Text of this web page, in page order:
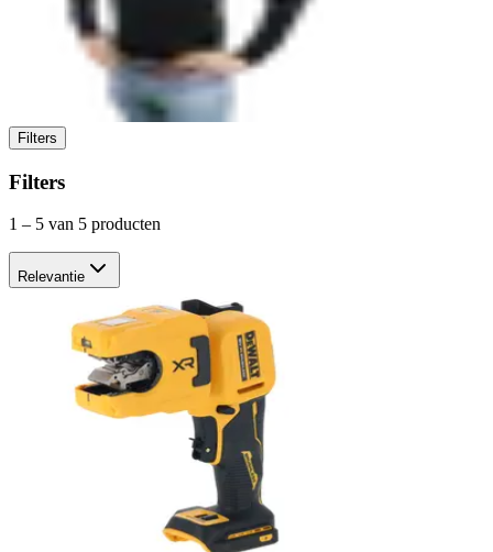
Filters
Filters
1 – 5 van 5 producten
Relevantie